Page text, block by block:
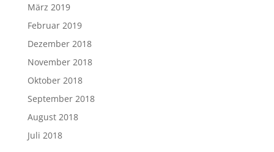
März 2019
Februar 2019
Dezember 2018
November 2018
Oktober 2018
September 2018
August 2018
Juli 2018